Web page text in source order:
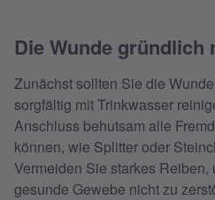
Die Wunde gründlich
Zunächst sollten Sie die
sorgfältig mit Trinkwasser
Anschluss behutsam alle
können, wie Splitter oder
Vermeiden Sie starkes Reiben,
gesunde Gewebe nicht zu